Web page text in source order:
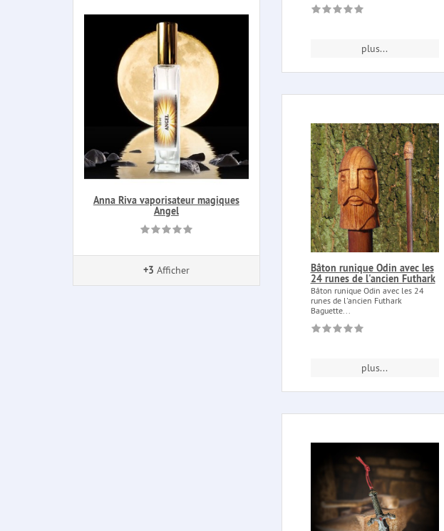
plus...
Bâton runique Odin avec les
24 runes de l'ancien Futhark
Bâton runique Odin avec les 24
runes de l'ancien Futhark
Baguette...
plus...
Anna Riva vaporisateur magiques
Angel
+3 Afficher